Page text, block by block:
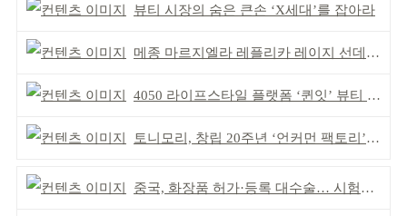
뷰티 시장의 숨은 큰손 ‘X세대’를 잡아라
메종 마르지엘라 레플리카 레이지 선데이 모닝 디퓨저
4050 라이프스타일 플랫폼 ‘퀸잇’ 뷰티 성장세
토니모리, 창립 20주년 ‘언커먼 팩토리’ 팝업 성료
중국, 화장품 허가·등록 대수술… 시험자료 공용 허용